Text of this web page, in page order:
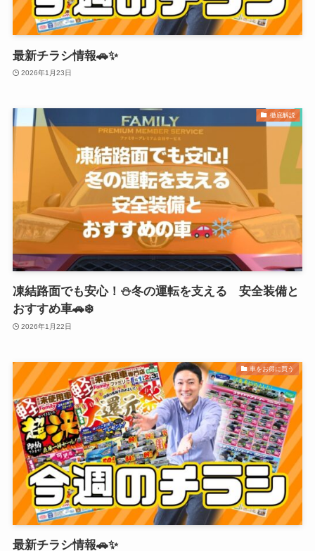
最新チラシ情報🚗✨
2026年1月23日
徹底解説
凍結路面でも安心！⛄冬の運転を支える 安全装備と
おすすめ車🚗❄️
2026年1月22日
車をお得に買う
最新チラシ情報🚗✨